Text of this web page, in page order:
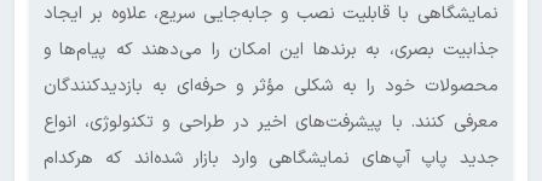
نمایشگاهی با قابلیت نصب و جابه‌جایی سریع، علاوه بر ایجاد
جذابیت بصری، به برندها این امکان را می‌دهند که پیام‌ها و
محصولات خود را به شکلی مؤثر و حرفه‌ای به بازدیدکنندگان
معرفی کنند. با پیشرفت‌های اخیر در طراحی و تکنولوژی، انواع
جدید پاپ آپ‌های نمایشگاهی وارد بازار شده‌اند که هرکدام